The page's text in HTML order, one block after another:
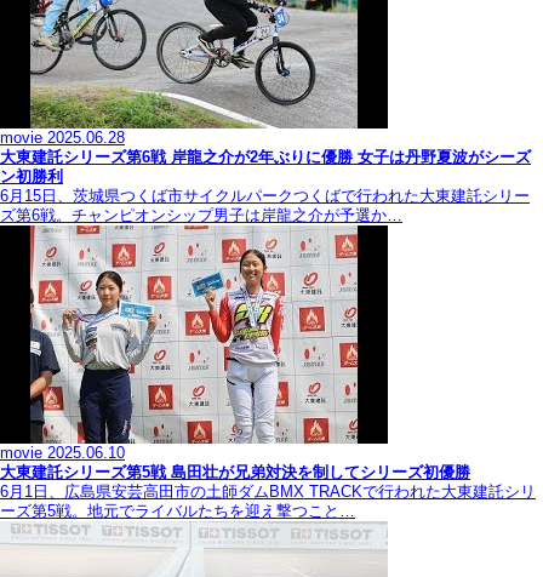
movie 2025.06.28
大東建託シリーズ第6戦 岸龍之介が2年ぶりに優勝 女子は丹野夏波がシーズ
ン初勝利
6月15日、茨城県つくば市サイクルパークつくばで行われた大東建託シリー
ズ第6戦。チャンピオンシップ男子は岸龍之介が予選か…
movie 2025.06.10
大東建託シリーズ第5戦 島田壮が兄弟対決を制してシリーズ初優勝
6月1日、広島県安芸高田市の土師ダムBMX TRACKで行われた大東建託シリ
ーズ第5戦。地元でライバルたちを迎え撃つこと…